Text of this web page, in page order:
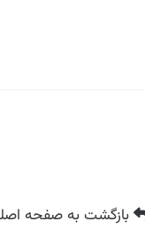
بازگشتبه صفحه اصلی